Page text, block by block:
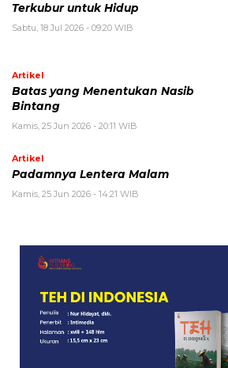
Terkubur untuk Hidup
Sabtu, 18 Jul 2026 - 09:20 WIB
Artikel
Batas yang Menentukan Nasib
Bintang
Kamis, 25 Jun 2026 - 20:11 WIB
Artikel
Padamnya Lentera Malam
Kamis, 25 Jun 2026 - 14:21 WIB